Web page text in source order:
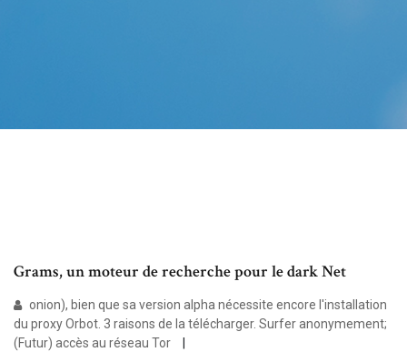
Grams, un moteur de recherche pour le dark Net
onion), bien que sa version alpha nécessite encore l'installation
du proxy Orbot. 3 raisons de la télécharger. Surfer anonymement;
(Futur) accès au réseau Tor